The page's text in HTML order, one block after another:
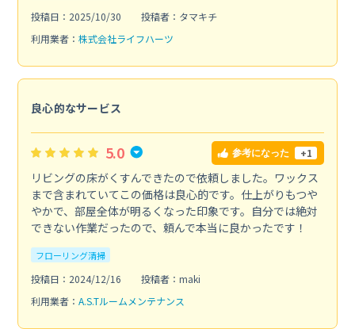
投稿日：2025/10/30
投稿者：タマキチ
利用業者： 株式会社ライフハーツ
良心的なサービス
5.0 参考になった +1
リビングの床がくすんできたので依頼しました。ワックス
まで含まれていてこの価格は良心的です。仕上がりもつや
やかで、部屋全体が明るくなった印象です。自分では絶対
できない作業だったので、頼んで本当に良かったです！
フローリング清掃
投稿日：2024/12/16
投稿者：maki
利用業者： A.S.Tルームメンテナンス